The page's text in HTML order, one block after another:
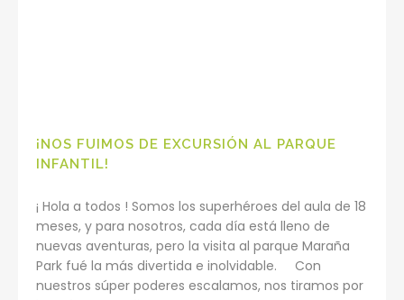
¡NOS FUIMOS DE EXCURSIÓN AL PARQUE
INFANTIL!
¡ Hola a todos ! Somos los superhéroes del aula de 18
meses, y para nosotros, cada día está lleno de
nuevas aventuras, pero la visita al parque Maraña
Park fué la más divertida e inolvidable. Con
nuestros súper poderes escalamos, nos tiramos por